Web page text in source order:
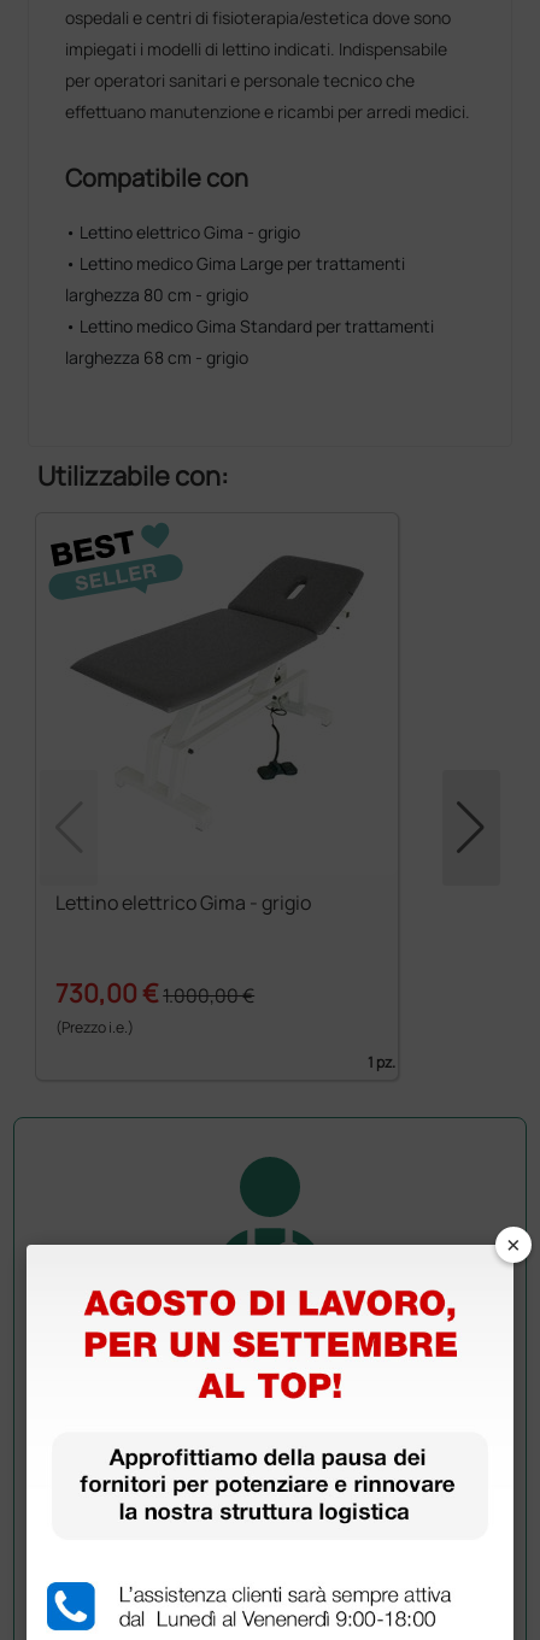
ospedali e centri di fisioterapia/estetica dove sono
impiegati i modelli di lettino indicati. Indispensabile
per operatori sanitari e personale tecnico che
effettuano manutenzione e ricambi per arredi medici.
Compatibile con
• Lettino elettrico Gima - grigio
• Lettino medico Gima Large per trattamenti
larghezza 80 cm - grigio
• Lettino medico Gima Standard per trattamenti
larghezza 68 cm - grigio
Utilizzabile con:
Lettino elettrico Gima - grigio
730,00 €1.000,00 €
(Prezzo i.e.)
1 pz.
Chiedi a un collega
Hai ancora qualche dubbio? Vuoi ulteriori
acquistato questo prodotto.
×